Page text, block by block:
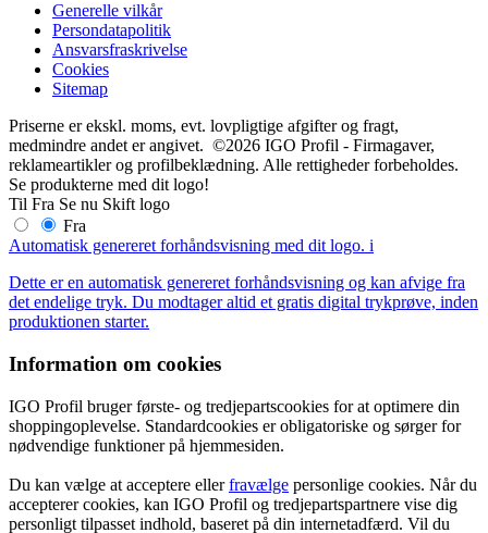
Generelle vilkår
Persondatapolitik
Ansvarsfraskrivelse
Cookies
Sitemap
Priserne er ekskl. moms, evt. lovpligtige afgifter og fragt,
medmindre andet er angivet. ©2026 IGO Profil - Firmagaver,
reklameartikler og profilbeklædning. Alle rettigheder forbeholdes.
Se produkterne med dit logo!
Til Fra Se nu Skift logo
Fra
Automatisk genereret forhåndsvisning med dit logo. i
Dette er en automatisk genereret forhåndsvisning og kan afvige fra
det endelige tryk. Du modtager altid et gratis digital trykprøve, inden
produktionen starter.
Information om cookies
IGO Profil bruger første- og tredjepartscookies for at optimere din
shoppingoplevelse. Standardcookies er obligatoriske og sørger for
nødvendige funktioner på hjemmesiden.
Du kan vælge at acceptere ellerfravælge personlige cookies. Når du
accepterer cookies, kan IGO Profil og tredjepartspartnere vise dig
personligt tilpasset indhold, baseret på din internetadfærd. Vil du